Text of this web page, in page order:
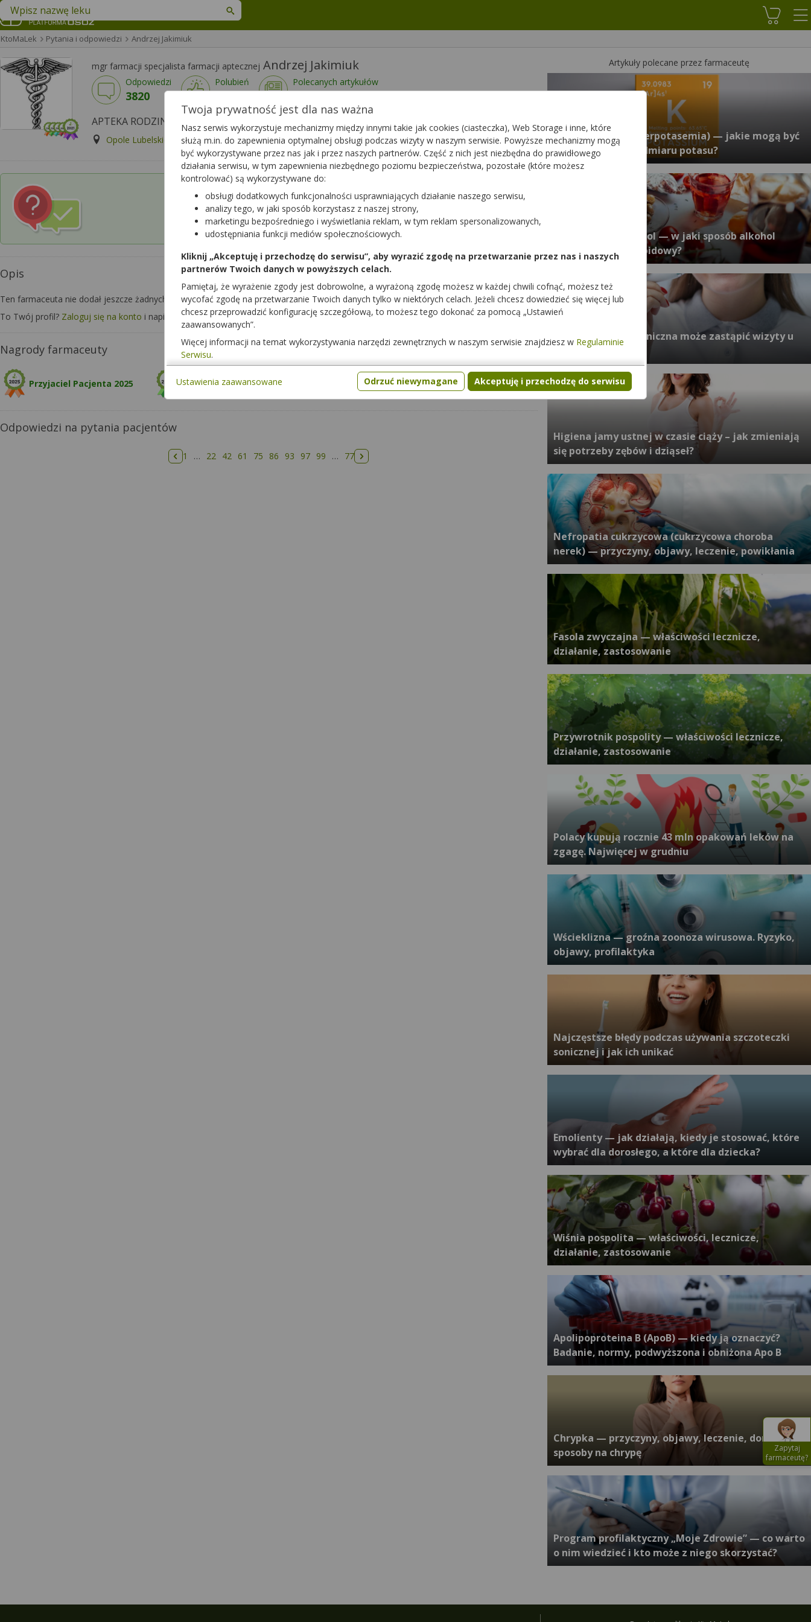
Koszyk
Znajdź lek w swojej okolicy
KtoMaLek Pytania i odpowiedzi Andrzej Jakimiuk
Zapytaj
farmaceutę?
mgr farmacji specjalista farmacji aptecznej Andrzej Jakimiuk
Odpowiedzi
3820
Polubień
3426
Polecanych artykułów
114
APTEKA RODZINNA, Opole Lubelskie
Opole Lubelskie, LUBELSKA 13 Wyświetl numer Dzisiaj czynna08:00 - 15:00
Czy chcesz wysłać pytanie do apteki,
w której pracuje ten farmaceuta?
Opis
Ten farmaceuta nie dodał jeszcze żadnych informacji o sobie.
To Twój profil? Zaloguj się na konto i napisz o sobie kilka zdań, aby pacjenci mogli cię lepiej poznać.
Nagrody farmaceuty
Przyjaciel Pacjenta 2025
Odpowiedzi na pytania pacjentów
Poprzednia strona
1 … 22 42 61 75 86 93 97 99 … 77 Następna strona
Artykuły polecane przez farmaceutę
Hiperkaliemia (hiperpotasemia) — jakie mogą być
objawy i skutki nadmiaru potasu?
Alkohol a cholesterol — w jaki sposób alkohol
wpływa na profil lipidowy?
Czy szczoteczka soniczna może zastąpić wizyty u
dentysty?
Higiena jamy ustnej w czasie ciąży – jak zmieniają
się potrzeby zębów i dziąseł?
Nefropatia cukrzycowa (cukrzycowa choroba
nerek) — przyczyny, objawy, leczenie, powikłania
Fasola zwyczajna — właściwości lecznicze,
działanie, zastosowanie
Przywrotnik pospolity — właściwości lecznicze,
działanie, zastosowanie
Polacy kupują rocznie 43 mln opakowań leków na
zgagę. Najwięcej w grudniu
Wścieklizna — groźna zoonoza wirusowa. Ryzyko,
objawy, profilaktyka
Najczęstsze błędy podczas używania szczoteczki
sonicznej i jak ich unikać
Emolienty — jak działają, kiedy je stosować, które
wybrać dla dorosłego, a które dla dziecka?
Wiśnia pospolita — właściwości, lecznicze,
działanie, zastosowanie
Apolipoproteina B (ApoB) — kiedy ją oznaczyć?
Badanie, normy, podwyższona i obniżona Apo B
Chrypka — przyczyny, objawy, leczenie, domowe
sposoby na chrypę
Program profilaktyczny „Moje Zdrowie” — co warto
o nim wiedzieć i kto może z niego skorzystać?
Twoja prywatność jest dla nas ważna
Nasz serwis wykorzystuje mechanizmy między innymi takie jak cookies (ciasteczka), Web Storage i inne, które
służą m.in. do zapewnienia optymalnej obsługi podczas wizyty w naszym serwisie. Powyższe mechanizmy mogą
być wykorzystywane przez nas jak i przez naszych partnerów. Część z nich jest niezbędna do prawidłowego
działania serwisu, w tym zapewnienia niezbędnego poziomu bezpieczeństwa, pozostałe (które możesz
kontrolować) są wykorzystywane do:
obsługi dodatkowych funkcjonalności usprawniających działanie naszego serwisu,
analizy tego, w jaki sposób korzystasz z naszej strony,
marketingu bezpośredniego i wyświetlania reklam, w tym reklam spersonalizowanych,
udostępniania funkcji mediów społecznościowych.
Kliknij „Akceptuję i przechodzę do serwisu”, aby wyrazić zgodę na przetwarzanie przez nas i naszych
partnerów Twoich danych w powyższych celach.
Pamiętaj, że wyrażenie zgody jest dobrowolne, a wyrażoną zgodę możesz w każdej chwili cofnąć, możesz też
wycofać zgodę na przetwarzanie Twoich danych tylko w niektórych celach. Jeżeli chcesz dowiedzieć się więcej lub
chcesz przeprowadzić konfigurację szczegółową, to możesz tego dokonać za pomocą „Ustawień
zaawansowanych”.
Więcej informacji na temat wykorzystywania narzędzi zewnętrznych w naszym serwisie znajdziesz w Regulaminie
Serwisu.
Odrzuć niewymagane Akceptuję i przechodzę do serwisu
Ustawienia zaawansowane